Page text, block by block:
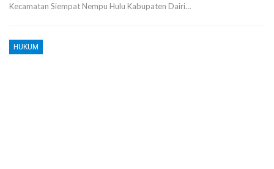
Kecamatan Siempat Nempu Hulu Kabupaten Dairi…
HUKUM